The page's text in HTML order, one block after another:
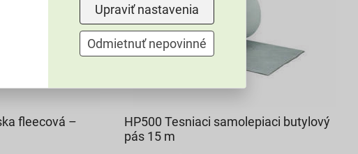
fleecová –
HP500 Tesniaci samolepiaci butylový
pás 15 m
Upraviť nastavenia
Odmietnuť nepovinné